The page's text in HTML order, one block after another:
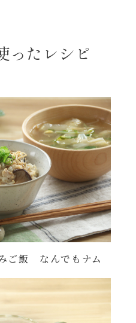
ったレシピ
ご飯 なんでもナム